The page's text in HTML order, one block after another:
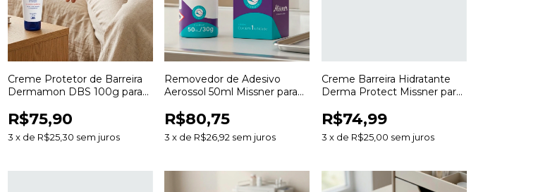
Creme Protetor de Barreira
Dermamon DBS 100g para
Pele
R$75,90
3 x de R$25,30 sem juros
Removedor de Adesivo
Aerossol 50ml Missner para
Resíduos
R$80,75
3 x de R$26,92 sem juros
Creme Barreira Hidratante
Derma Protect Missner para
Pele
R$74,99
3 x de R$25,00 sem juros